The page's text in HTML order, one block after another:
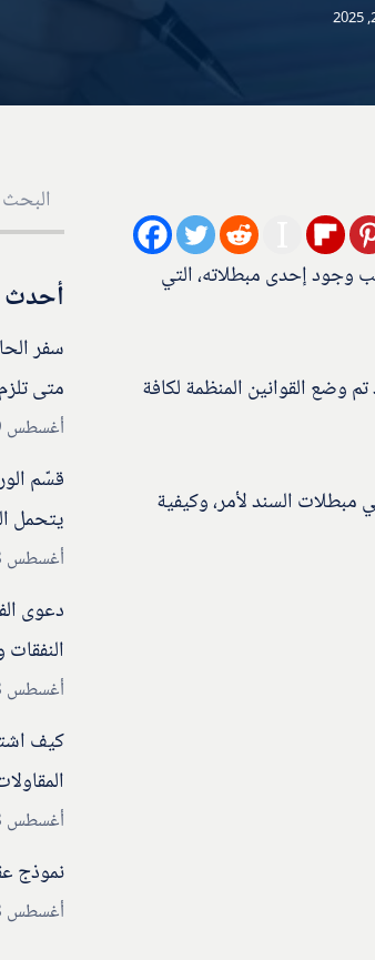
وجود إحدى مبطلاته، التي
وضع القوانين المنظمة لكافة
السند لأمر، وكيفية
أحدث
سفر
متى
أغسطس 9, 2026
قسّم
يتحمل
أغسطس 8, 2026
دعوى
أغسطس 8, 2026
كيف
أغسطس 8, 2026
نموذج
أغسطس 8, 2026